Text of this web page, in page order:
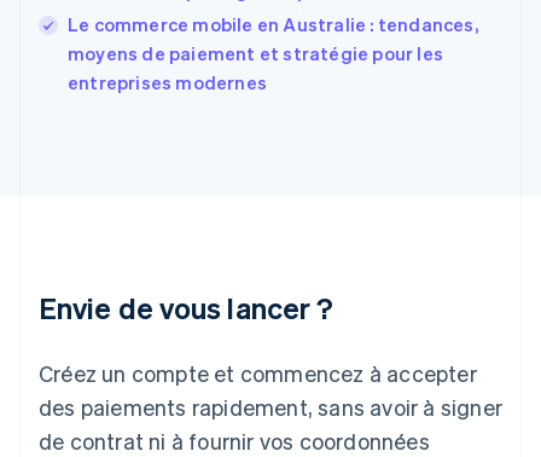
Le commerce mobile en Australie : tendances,
moyens de paiement et stratégie pour les
entreprises modernes
Envie de vous lancer ?
Créez un compte et commencez à accepter
des paiements rapidement, sans avoir à signer
de contrat ni à fournir vos coordonnées
Gibraltar
English
Grèce
English
Japon
Lettonie
English
Liechtenstein
DeutschEnglish